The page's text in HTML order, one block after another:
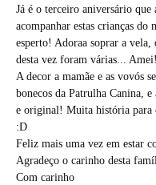
Já é o terceiro aniversário
acompanhar estas crianças
esperto! Adoraa soprar a vela,
desta vez foram várias...
A decor a mamãe e as vovós
bonecos da Patrulha Canina,
e original! Muita história para
:D
Feliz mais uma vez em estar
Agradeço o carinho desta
Com carinho